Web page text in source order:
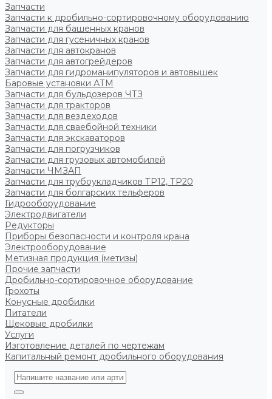
Запчасти
Запчасти к дробильно-сортировочному оборудованию
Запчасти для башенных кранов
Запчасти для гусеничных кранов
Запчасти для автокранов
Запчасти для автогрейдеров
Запчасти для гидроманипуляторов и автовышек
Баровые установки АТМ
Запчасти для бульдозеров ЧТЗ
Запчасти для тракторов
Запчасти для вездеходов
Запчасти для сваебойной техники
Запчасти для экскаваторов
Запчасти для погрузчиков
Запчасти для грузовых автомобилей
Запчасти ЧМЗАП
Запчасти для трубоукладчиков ТР12, ТР20
Запчасти для болгарских тельферов
Гидрооборудование
Электродвигатели
Редукторы
Приборы безопасности и контроля крана
Электрооборудование
Метизная продукция (метизы)
Прочие запчасти
Дробильно-сортировочное оборудование
Грохоты
Конусные дробилки
Питатели
Щековые дробилки
Услуги
Изготовление деталей по чертежам
Капитальный ремонт дробильного оборудования